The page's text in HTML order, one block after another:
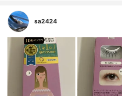
sa2424